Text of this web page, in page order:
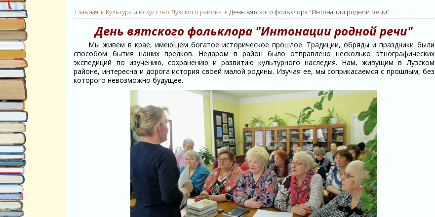
Главная Культура и искусство Лузского района День вятского фольклора "Интонации родной речи"
День вятского фольклора "Интонации родной речи"
Мы живем в крае, имеющем богатое историческое прошлое. Традиции, обряды и праздники были
способом бытия наших предков. Недаром в район было отправлено несколько этнографических
экспедиций по изучению, сохранению и развитию культурного наследия. Нам, живущим в Лузском
районе, интересна и дорога история своей малой родины. Изучая ее, мы соприкасаемся с прошлым, без
которого невозможно будущее.